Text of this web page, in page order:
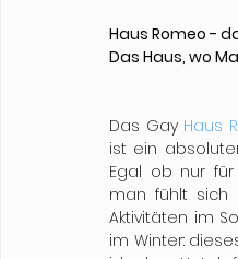
Haus Romeo -
Das Haus, wo
Das Gay Haus
ist ein
Egal ob nur
man fühlt sich
Aktivitäten im
im Winter: